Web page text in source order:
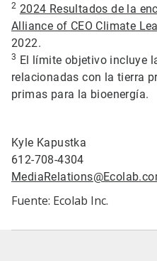
2 2024 Resultados de la
Alliance of CEO Climate
2022.
3 El límite objetivo incluye
relacionadas con la tierra
primas para la bioenergía.
Kyle Kapustka
612-708-4304
Fuente: Ecolab Inc.